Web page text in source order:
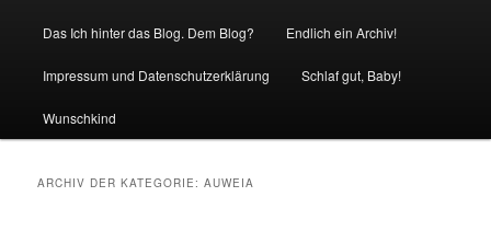
Das Ich hinter das Blog. Dem Blog? Endlich ein Archiv!
Impressum und Datenschutzerklärung Schlaf gut, Baby!
Wunschkind
ARCHIV DER KATEGORIE:AUWEIA